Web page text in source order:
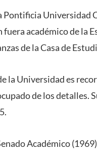
Pontificia Universidad
académico de la
de la Casa de
la Universidad es
de los detalles.
Académico